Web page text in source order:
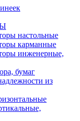
настольные
карманные
инженерные,
бумаг
из